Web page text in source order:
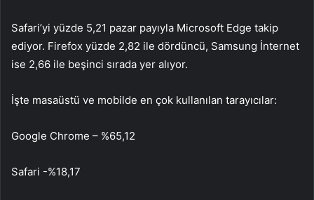
Safari’yi yüzde 5,21 pazar payıyla Microsoft Edge takip
ediyor. Firefox yüzde 2,82 ile dördüncü, Samsung İnternet
ise 2,66 ile beşinci sırada yer alıyor.
İşte masaüstü ve mobilde en çok kullanılan tarayıcılar:
Google Chrome – %65,12
Safari -%18,17